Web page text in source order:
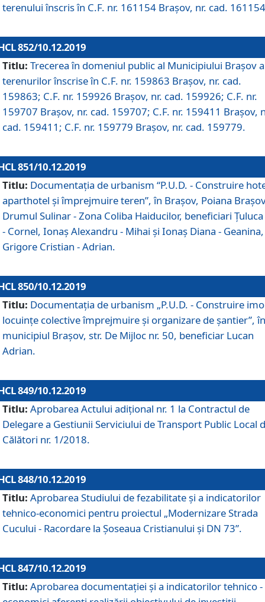
terenului înscris în C.F. nr. 161154 Brașov, nr. cad.
852/10.12.2019
Titlu: Trecerea în domeniul public al Municipiului Braşov a
terenurilor înscrise în C.F. nr. 159863 Brașov, nr. cad.
159863; C.F. nr. 159926 Brașov, nr. cad. 159926; C.F. nr.
159707 Brașov, nr. cad. 159707; C.F. nr. 159411 Brașov,
cad. 159411; C.F. nr. 159779 Brașov, nr. cad. 159779.
851/10.12.2019
Titlu: Documentaţia de urbanism “P.U.D. - Construire
aparthotel şi împrejmuire teren”, în Braşov, Poiana
Drumul Sulinar - Zona Coliba Haiducilor, beneficiari
- Cornel, Ionaş Alexandru - Mihai şi Ionaş Diana - Geanina,
Grigore Cristian - Adrian.
850/10.12.2019
Titlu: Documentaţia de urbanism „P.U.D. - Construire
locuințe colective împrejmuire și organizare de șantier”, în
municipiul Braşov, str. De Mijloc nr. 50, beneficiar Lucan
Adrian.
849/10.12.2019
Titlu: Aprobarea Actului adiţional nr. 1 la Contractul de
Delegare a Gestiunii Serviciului de Transport Public Local
Călători nr. 1/2018.
848/10.12.2019
Titlu: Aprobarea Studiului de fezabilitate şi a indicatorilor
tehnico-economici pentru proiectul „Modernizare Strada
Cucului - Racordare la Șoseaua Cristianului și DN 73”.
847/10.12.2019
Titlu: Aprobarea documentației și a indicatorilor tehnico -